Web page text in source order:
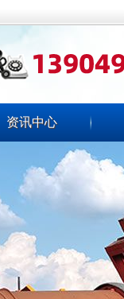
资讯中心